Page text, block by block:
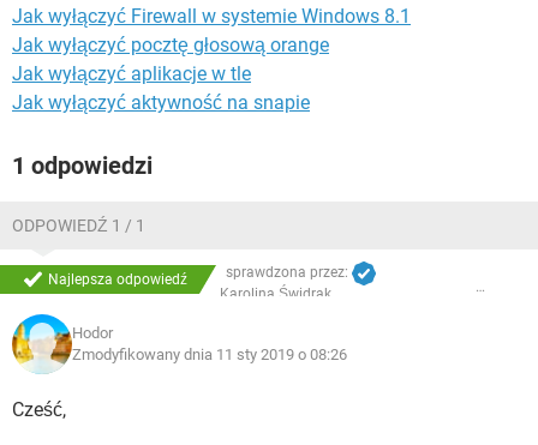
Jak wyłączyć Firewall w systemie Windows 8.1
Jak wyłączyć pocztę głosową orange
Jak wyłączyć aplikacje w tle
Jak wyłączyć aktywność na snapie
1 odpowiedzi
ODPOWIEDŹ 1 / 1
Najlepsza odpowiedź
sprawdzona przez:
Karolina Świdrak
Hodor
Zmodyfikowany dnia 11 sty 2019 o 08:26
Cześć,